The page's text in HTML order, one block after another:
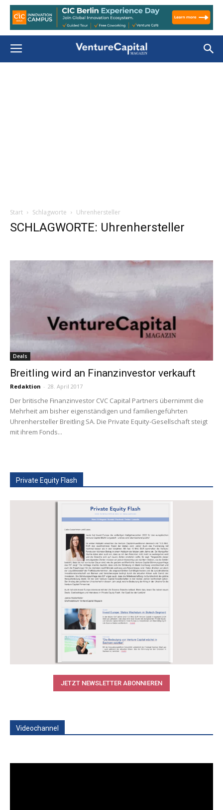
Start Schlagworte Uhrenhersteller
SCHLAGWORTE: Uhrenhersteller
Deals
Breitling wird an Finanzinvestor verkauft
Redaktion - 28. April 2017
Der britische Finanzinvestor CVC Capital Partners übernimmt die
Mehrheit am bisher eigenständigen und familiengeführten
Uhrenhersteller Breitling SA. Die Private Equity-Gesellschaft steigt
mit ihrem Fonds...
Private Equity Flash
JETZT NEWSLETTER ABONNIEREN
Videochannel